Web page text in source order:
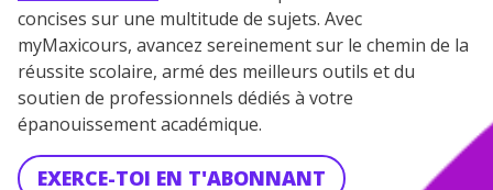
concises sur une multitude de sujets. Avec
myMaxicours, avancez sereinement sur le chemin de la
réussite scolaire, armé des meilleurs outils et du
soutien de professionnels dédiés à votre
épanouissement académique.
EXERCE-TOI EN T'ABONNANT